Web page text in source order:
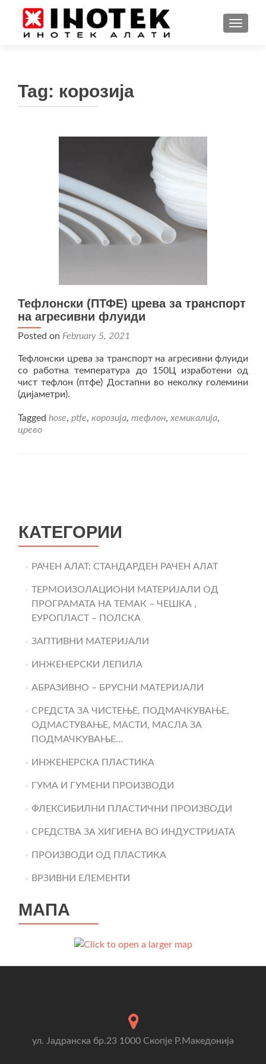
Tag: корозија
Тефлонски (ПТФЕ) црева за транспорт
на агресивни флуиди
Posted on February 5, 2021
Тефлонски црева за транспорт на агресивни флуиди
со работна температура до 150Ц изработени од
чист тефлон (птфе) Достапни во неколку големини
(дијаметри).
Tagged hose, ptfe, корозија, тефлон, хемикалија,
црево
КАТЕГОРИИ
РАЧЕН АЛАТ: СТАНДАРДЕН РАЧЕН АЛАТ
ТЕРМОИЗОЛАЦИОНИ МАТЕРИЈАЛИ ОД
ПРОГРАМАТА НА ТЕМАК – ЧЕШКА ,
ЕУРОПЛАСТ – ПОЛСКА
ЗАПТИВНИ МАТЕРИЈАЛИ
ИНЖЕНЕРСКИ ЛЕПИЛА
АБРАЗИВНО – БРУСНИ МАТЕРИЈАЛИ
СРЕДСТА ЗА ЧИСТЕЊЕ, ПОДМАЧКУВАЊЕ,
ОДМАСТУВАЊЕ, МАСТИ, МАСЛА ЗА
ПОДМАЧКУВАЊЕ…
ИНЖЕНЕРСКА ПЛАСТИКА
ГУМА И ГУМЕНИ ПРОИЗВОДИ
ФЛЕКСИБИЛНИ ПЛАСТИЧНИ ПРОИЗВОДИ
СРЕДСТВА ЗА ХИГИЕНА ВО ИНДУСТРИЈАТА
ПРОИЗВОДИ ОД ПЛАСТИКА
ВРЗИВНИ ЕЛЕМЕНТИ
МАПА
ул. Јадранска бр.23 1000 Скопје Р.Македонија